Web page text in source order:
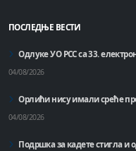
ПОСЛЕДЊЕ ВЕСТИ
Одлуке УО РСС са 33.
04/08/2026
Орлићи нису имали среће
04/08/2026
Подршка за кадете стигла и